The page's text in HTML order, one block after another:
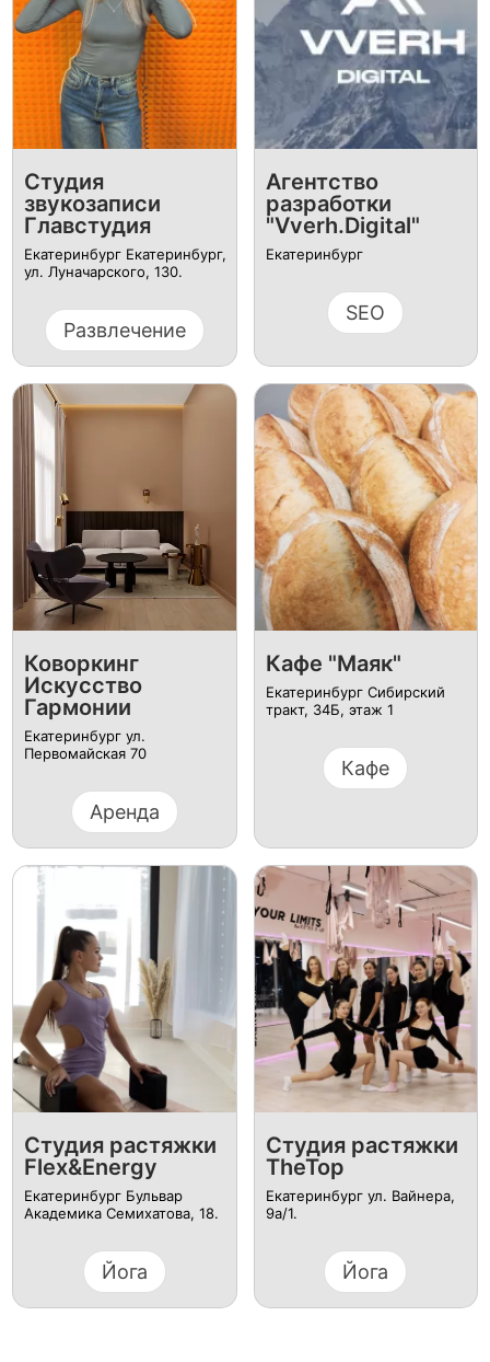
Студия
звукозаписи
Главстудия
Екатеринбург Екатеринбург,
ул. Луначарского, 130.
Развлечение
Агентство
разработки
"Vverh.Digital"
Екатеринбург
SEO
Коворкинг
Искусство
Гармонии
Екатеринбург ул.
Первомайская 70
Аренда
Кафе "Маяк"
Екатеринбург Сибирский
тракт, 34Б, этаж 1
Кафе
Студия растяжки
Flex&Energy
Екатеринбург Бульвар
Академика Семихатова, 18.
Йога
Студия растяжки
TheTop
Екатеринбург ул. Вайнера,
9а/1.
Йога